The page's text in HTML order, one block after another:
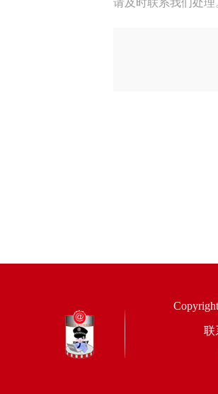
请及时联系我们处理
联